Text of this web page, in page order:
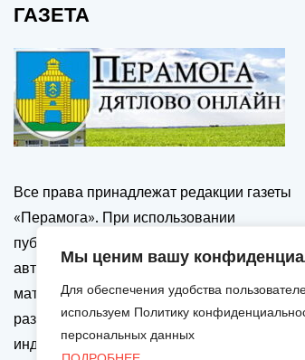
Мы ценим вашу
Для обеспечения удобства
используем Политику
персональных данных
ГАЗЕТА
Все права принадлежат редакции газеты
«Перамога». При использовании
публикаций сайта, ссылка на источник и
автора обязательна. Перепечатка
материалов только с письменного
разрешения редакции. Активная и
индексируемая гиперссылка на источник